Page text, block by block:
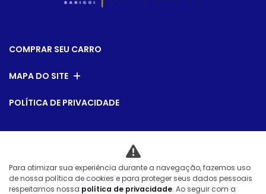
COMPRAR SEU CARRO
MAPA DO SITE
POLÍTICA DE PRIVACIDADE
Desacelere. Seu bem maior é a vida.
Para otimizar sua experiência durante a navegação, fazemos uso
de nossa política de cookies e para proteger seus dados pessoais
respeitamos nossa política de privacidade. Ao seguir com a